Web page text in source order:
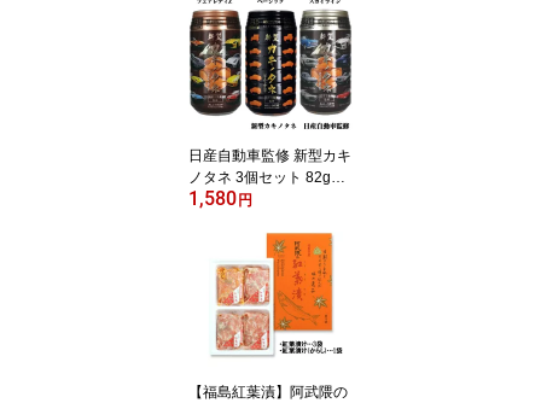
つまみ 龍屋物産 送料無
料(一部地域を除く) ギ
フト プレゼント
日産自動車監修 新型カキ
ノタネ 3個セット 82g×3
フェアレディZ スカイラ
T容器入りおつまみ 350
ml缶と同じサイズ 食っ
ちゃえ日産 ギフト プレ
ゼント
1,580円
【福島紅葉漬】阿武隈の